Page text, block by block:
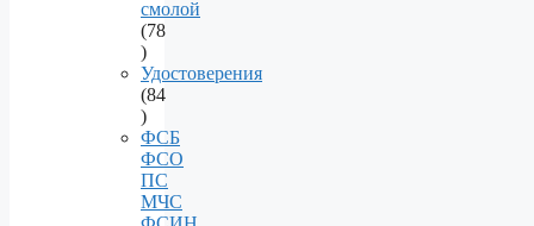
смолой
78
78
products
Удостоверения
84
84
products
ФСБ
ФСО
ПС
МЧС